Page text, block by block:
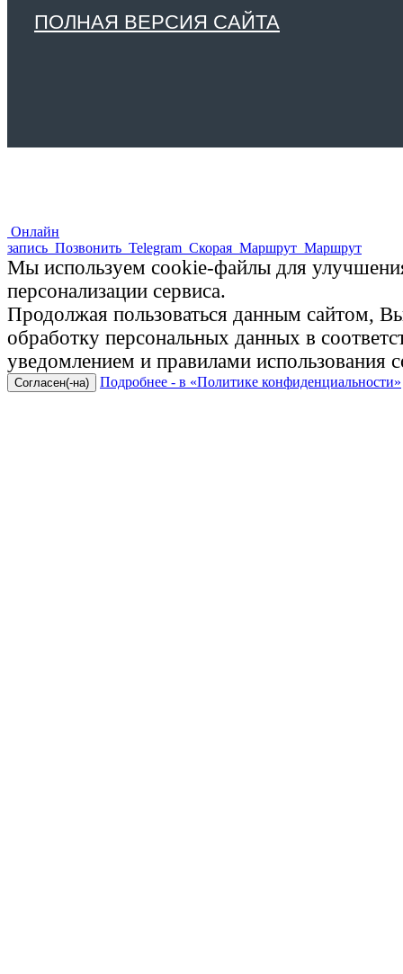
ПОЛНАЯ ВЕРСИЯ САЙТА
Онлайн
запись Позвонить Telegram Скорая Маршрут Маршрут
Мы используем cookie-файлы для
персонализации сервиса.
Продолжая пользоваться данным сайтом, Вы
обработку персональных данных в
уведомлением и правилами использования
Согласен(-на) Подробнее - в «Политике конфиденциальности»